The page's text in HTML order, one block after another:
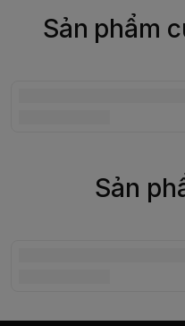
Sản phẩm
Sản